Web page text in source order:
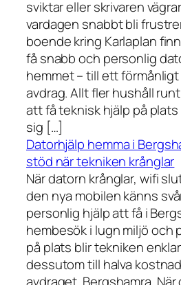
sviktar eller skrivaren
vardagen snabbt bli
boende kring Karlaplan
få snabb och personlig
hemmet – till ett förmånligt
avdrag. Allt fler hushåll
att få teknisk hjälp på
sig […]
Datorhjälp hemma i
stöd när tekniken krånglar
När datorn krånglar, wifi
den nya mobilen känns
personlig hjälp att få i
hembesök i lugn miljö och
på plats blir tekniken
dessutom till halva